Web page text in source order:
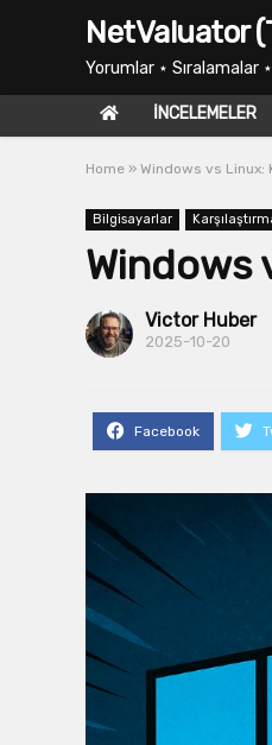
NetValuator
Yorumlar ⋆ Sıralamalar
İNCELEMELER
Home » Windows vs Linux:
Bilgisayarlar
Windows
Victor Huber
2025-10-20